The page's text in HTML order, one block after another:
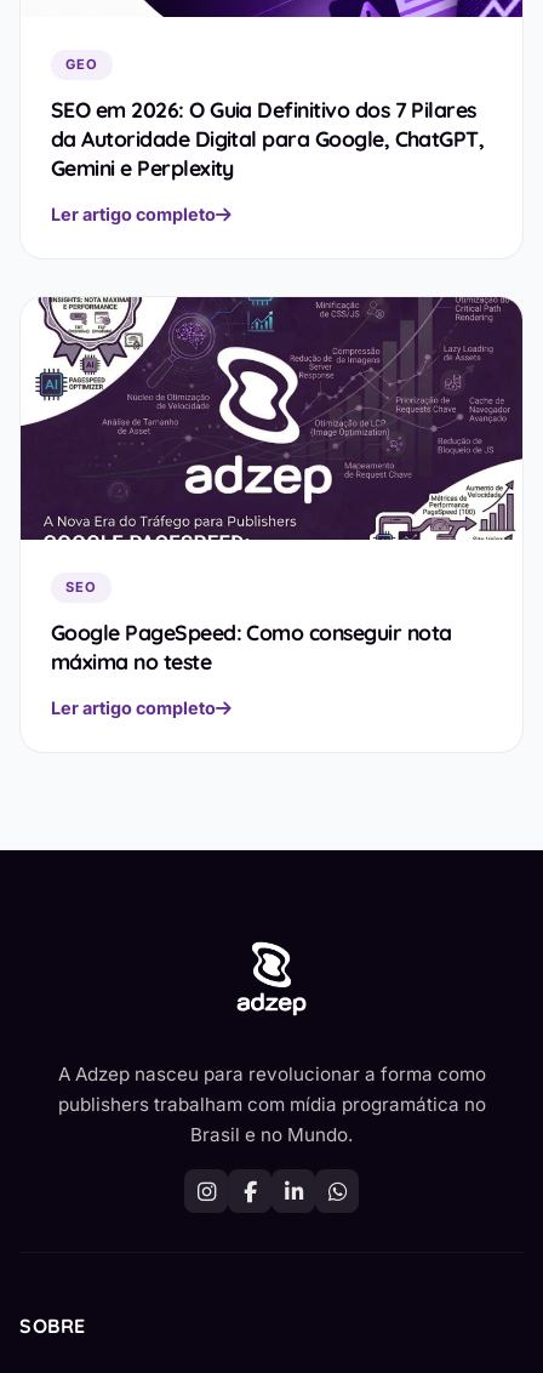
GEO
SEO em 2026: O Guia Definitivo dos 7 Pilares
da Autoridade Digital para Google, ChatGPT,
Gemini e Perplexity
Ler artigo completo
SEO
Google PageSpeed: Como conseguir nota
máxima no teste
Ler artigo completo
A Adzep nasceu para revolucionar a forma como
publishers trabalham com mídia programática no
Brasil e no Mundo.
SOBRE